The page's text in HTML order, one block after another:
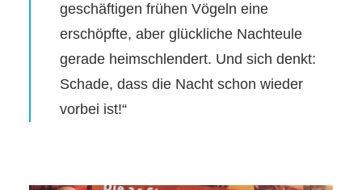
geschäftigen frühen Vögeln eine
erschöpfte, aber glückliche Nachteule
gerade heimschlendert. Und sich denkt:
Schade, dass die Nacht schon wieder
vorbei ist!“